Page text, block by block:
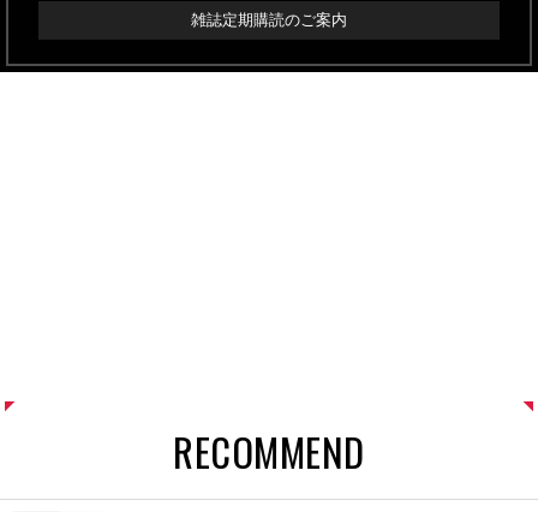
雑誌定期購読のご案内
RECOMMEND